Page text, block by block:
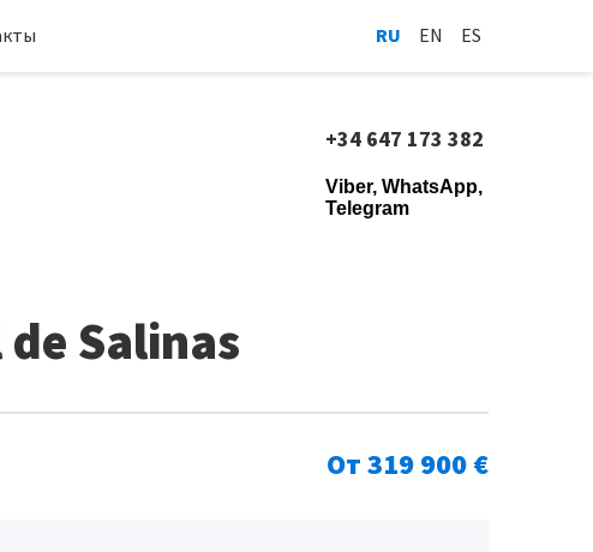
RU EN ES
+34 647 173 382
Viber, WhatsApp,
Telegram
Salinas
От 319 900 €